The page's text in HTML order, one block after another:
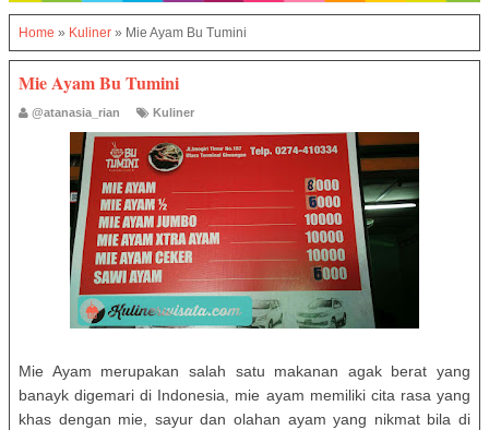
Home » Kuliner » Mie Ayam Bu Tumini
Mie Ayam Bu Tumini
@atanasia_rian Kuliner
Mie Ayam merupakan salah satu makanan agak berat yang
banayk digemari di Indonesia, mie ayam memiliki cita rasa yang
khas dengan mie, sayur dan olahan ayam yang nikmat bila di